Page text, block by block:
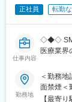
【入社
す。
■入社～1
格取得
■1～3か
・OJT
正社員 転勤
仕事内容
◇◆◇
医療業
【CRC=
病院・
勤務地
＜勤務
面禁煙＜
1 広島
【最寄り